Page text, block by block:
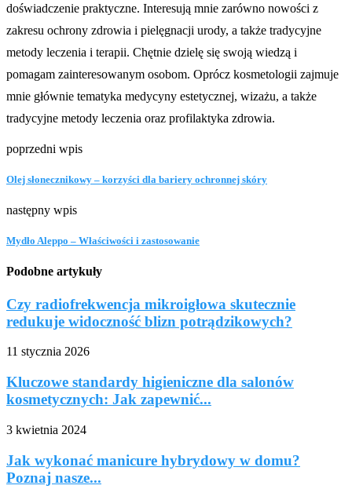
doświadczenie praktyczne. Interesują mnie zarówno nowości z
zakresu ochrony zdrowia i pielęgnacji urody, a także tradycyjne
metody leczenia i terapii. Chętnie dzielę się swoją wiedzą i
pomagam zainteresowanym osobom. Oprócz kosmetologii zajmuje
mnie głównie tematyka medycyny estetycznej, wizażu, a także
tradycyjne metody leczenia oraz profilaktyka zdrowia.
poprzedni wpis
Olej słonecznikowy – korzyści dla bariery ochronnej skóry
następny wpis
Mydło Aleppo – Właściwości i zastosowanie
Podobne artykuły
Czy radiofrekwencja mikroigłowa skutecznie
redukuje widoczność blizn potrądzikowych?
11 stycznia 2026
Kluczowe standardy higieniczne dla salonów
kosmetycznych: Jak zapewnić...
3 kwietnia 2024
Jak wykonać manicure hybrydowy w domu?
Poznaj nasze...